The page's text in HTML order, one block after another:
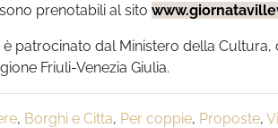
prenotabili al sito
è patrocinato dal Ministero della
Friuli-Venezia Giulia.
, Borghi e Citta, Per coppie, Proposte,